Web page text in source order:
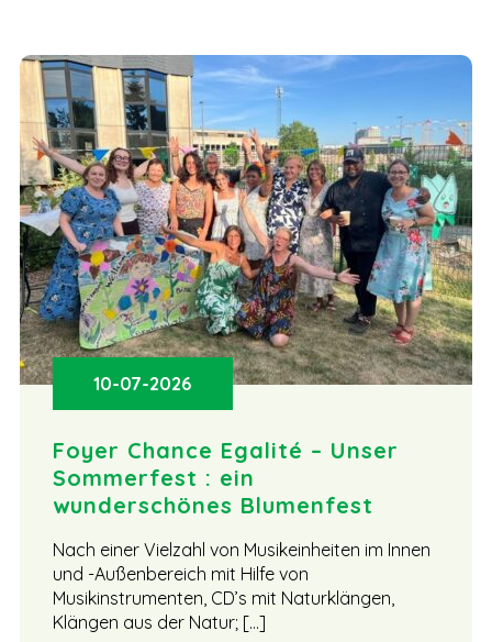
10-07-2026
Foyer Chance Egalité – Unser
Sommerfest : ein
wunderschönes Blumenfest
Nach einer Vielzahl von Musikeinheiten im Innen
und -Außenbereich mit Hilfe von
Musikinstrumenten, CD’s mit Naturklängen,
Klängen aus der Natur; […]